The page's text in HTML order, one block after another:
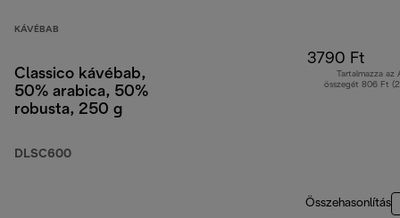
KÁVÉBAB
Classico kávébab,
50% arabica, 50%
robusta, 250 g
DLSC600
3790 Ft
Tartalmazza az
összegét 806 Ft
Összehasonlítás